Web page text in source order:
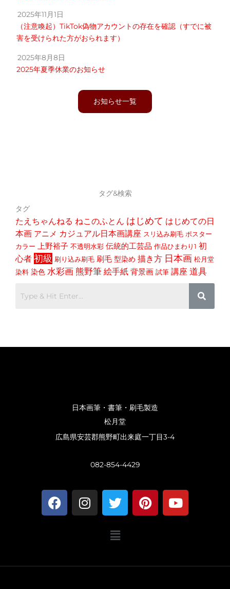
2025年11月1日
（注意喚起）TikTok偽物アカウントの存在を確認（すでに被
害を受けられた方がおられます）
2025年8月8日
2025年夏季休業のお知らせ
お知らせ一覧
タグ&検索
タグ
たえちゃんねる ねこのふとん はじめて はじめての日
本画 アニメ カジュアル日本画講座 スリ込み刷毛 ポスター
カラー 上野裕子 不透明水彩 伝統的工芸品 作品ひまわり1 初
心者 初級 刷り込み刷毛 刷毛 型染め 描き方 日本画 松月堂
染料 染色 水彩画 熊野筆 絵手紙 背景画 試筆 講座 道具
日本画筆・書筆・刷毛製造
松月堂
広島県安芸郡熊野町出来庭一丁目3-4
082-854-4429
F
a
I
n
T
w
t
P
i
Y
o
メ
ニ
ー